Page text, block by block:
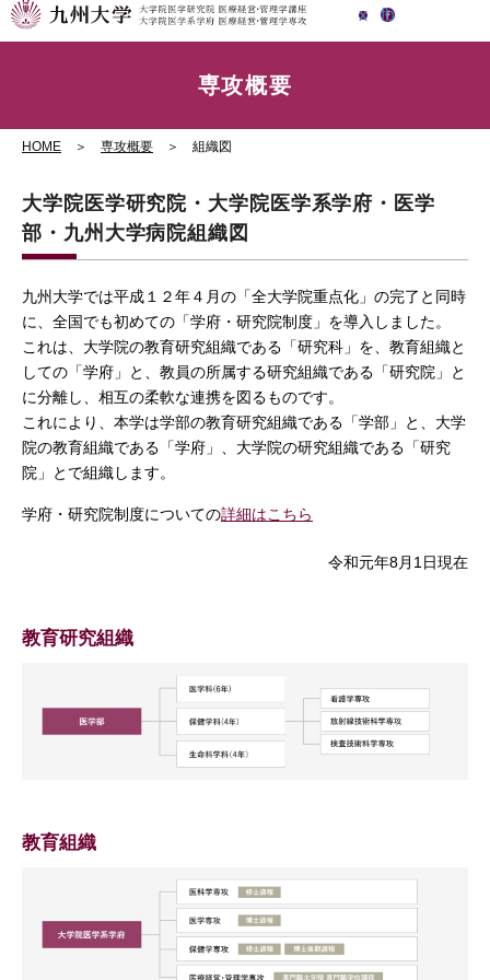
x fb
専攻概要
HOME ＞ 専攻概要 ＞ 組織図
大学院医学研究院・大学院医学系学府・医学
部・九州大学病院組織図
九州大学では平成１２年４月の「全大学院重点化」の完了と同時
に、全国でも初めての「学府・研究院制度」を導入しました。
これは、大学院の教育研究組織である「研究科」を、教育組織と
しての「学府」と、教員の所属する研究組織である「研究院」と
に分離し、相互の柔軟な連携を図るものです。
これにより、本学は学部の教育研究組織である「学部」と、大学
院の教育組織である「学府」、大学院の研究組織である「研究
院」とで組織します。
学府・研究院制度についての詳細はこちら
令和元年8月1日現在
教育研究組織
教育組織